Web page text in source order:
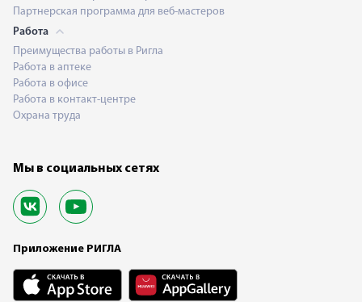
Партнерская программа для веб-мастеров
Работа
Преимущества работы в Ригла
Работа в аптеке
Работа в офисе
Работа в контакт-центре
Охрана труда
Мы в социальных сетях
Приложение РИГЛА